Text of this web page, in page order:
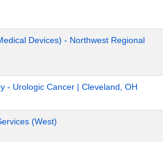
Devices) - Northwest Regional
- Urologic Cancer | Cleveland, OH
(West)